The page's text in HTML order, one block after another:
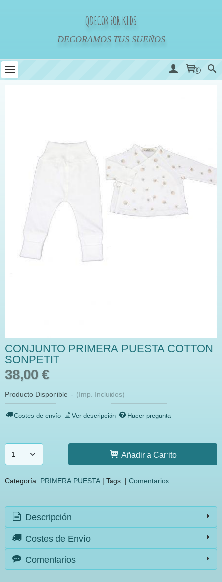
QDECOR FOR KIDS
DECORAMOS TUS SUEÑOS
0
CONJUNTO PRIMERA PUESTA COTTON
SONPETIT
38,00 €
Producto Disponible - (Imp. Incluidos)
Costes de envío Ver descripción Hacer pregunta
Añadir a Carrito
Categoría: PRIMERA PUESTA | Tags: | Comentarios
Descripción
Costes de Envío
Comentarios